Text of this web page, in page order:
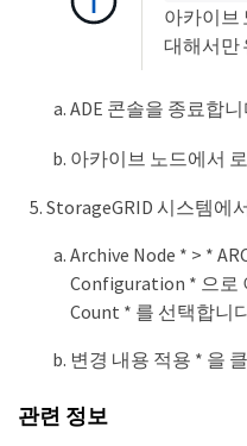
아카이브
대해서만
ADE 콘솔을 종료합니
아카이브 노드에서
StorageGRID 시스템에
Archive Node * > *
Configuration * 으로
Count * 를 선택합니
변경 내용 적용 * 을
관련 정보